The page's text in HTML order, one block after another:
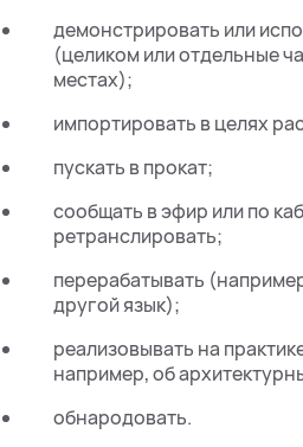
демонстрировать или
(целиком или отдельные
местах);
импортировать в целях
пускать в прокат;
сообщать в эфир или по
ретранслировать;
перерабатывать
другой язык);
реализовывать на
например, об
обнародовать.